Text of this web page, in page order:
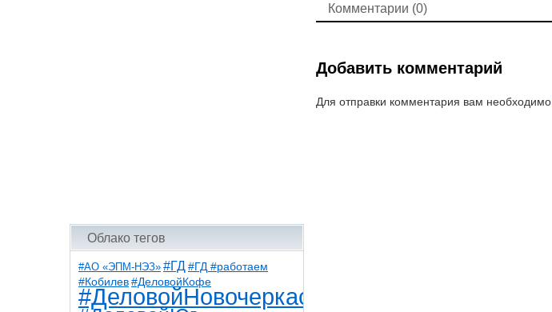
Облако тегов
#АО «ЭПМ-НЭЗ» #ГД #ГД #работаем
#Кобилев #ДеловойКофе
#ДеловойНовочеркасск
Комментарии (0)
Добавить комментарий
Для отправки комментария вам необходимо